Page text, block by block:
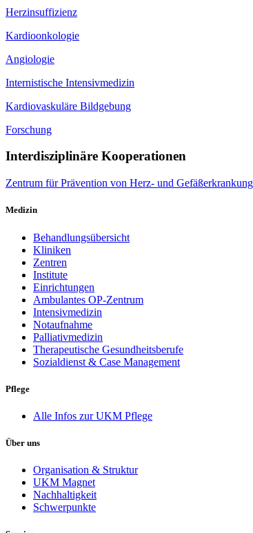
Herzinsuffizienz
Kardioonkologie
Angiologie
Internistische Intensivmedizin
Kardiovaskuläre Bildgebung
Forschung
Interdisziplinäre Kooperationen
Zentrum für Prävention von Herz- und
Medizin
Behandlungsübersicht
Kliniken
Zentren
Institute
Einrichtungen
Ambulantes OP-Zentrum
Intensivmedizin
Notaufnahme
Palliativmedizin
Therapeutische Gesundheitsberufe
Sozialdienst & Case Management
Pflege
Alle Infos zur UKM Pflege
Über uns
Organisation & Struktur
UKM Magnet
Nachhaltigkeit
Schwerpunkte